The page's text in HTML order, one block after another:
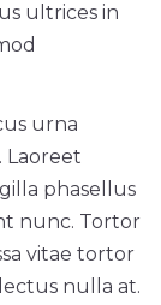
ultrices in
urna
Laoreet
phasellus
nunc. Tortor
vitae tortor
nulla at.